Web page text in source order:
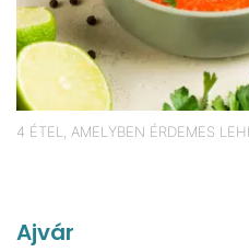
4 ÉTEL, AMELYBEN ÉRDEMES
Ajvár